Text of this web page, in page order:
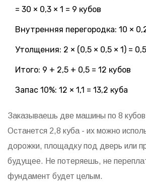
= 30 × 0,3 × 1 = 9 кубов
Внутренняя перегородка: 10 ×
Утолщения: 2 × (0,5 × 0,5 × 1) =
Итого: 9 + 2,5 + 0,5 = 12 кубов
Запас 10%: 12 × 1,1 = 13,2 куба
Заказываешь две машины по 8 кубов
Останется 2,8 куба - их можно
дорожки, площадку под дверь или
будущее. Не потеряешь, не
фундамент будет целым.